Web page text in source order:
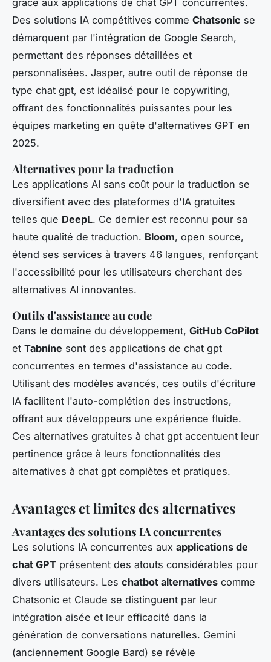
grâce aux applications de chat GPT concurrentes.
Des solutions IA compétitives comme Chatsonic se
démarquent par l'intégration de Google Search,
permettant des réponses détaillées et
personnalisées. Jasper, autre outil de réponse de
type chat gpt, est idéalisé pour le copywriting,
offrant des fonctionnalités puissantes pour les
équipes marketing en quête d'alternatives GPT en
2025.
Alternatives pour la traduction
Les applications AI sans coût pour la traduction se
diversifient avec des plateformes d'IA gratuites
telles que DeepL. Ce dernier est reconnu pour sa
haute qualité de traduction. Bloom, open source,
étend ses services à travers 46 langues, renforçant
l'accessibilité pour les utilisateurs cherchant des
alternatives AI innovantes.
Outils d'assistance au code
Dans le domaine du développement, GitHub CoPilot
et Tabnine sont des applications de chat gpt
concurrentes en termes d'assistance au code.
Utilisant des modèles avancés, ces outils d'écriture
IA facilitent l'auto-complétion des instructions,
offrant aux développeurs une expérience fluide.
Ces alternatives gratuites à chat gpt accentuent leur
pertinence grâce à leurs fonctionnalités des
alternatives à chat gpt complètes et pratiques.
Avantages et limites des alternatives
Avantages des solutions IA concurrentes
Les solutions IA concurrentes aux applications de
chat GPT présentent des atouts considérables pour
divers utilisateurs. Les chatbot alternatives comme
Chatsonic et Claude se distinguent par leur
intégration aisée et leur efficacité dans la
génération de conversations naturelles. Gemini
(anciennement Google Bard) se révèle